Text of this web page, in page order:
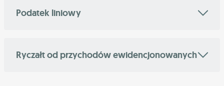
Podatek liniowy
Ryczałt od przychodów ewidencjonowanych